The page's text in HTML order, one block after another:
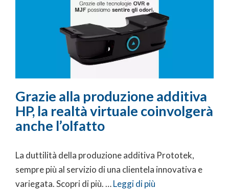
Grazie alla produzione additiva
HP, la realtà virtuale coinvolgerà
anche l’olfatto
La duttilità della produzione additiva Prototek,
sempre più al servizio di una clientela innovativa e
variegata. Scopri di più. …Leggi di più